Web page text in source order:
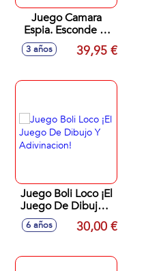
Juego Camara
Espia. Esconde El
Diamante Sin Que
La Camara Espia Te
3 años 39,95 €
Juego Boli Loco ¡El
Juego De Dibujo Y
Adivinacion!
6 años 30,00 €